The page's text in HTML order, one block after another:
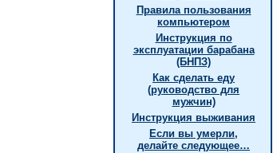
Правила пользования
компьютером
Инструкция по
эксплуатации барабана
(БНПЗ)
Как сделать еду
(руководство для
мужчин)
Инструкция выживания
Если вы умерли,
делайте следующее…